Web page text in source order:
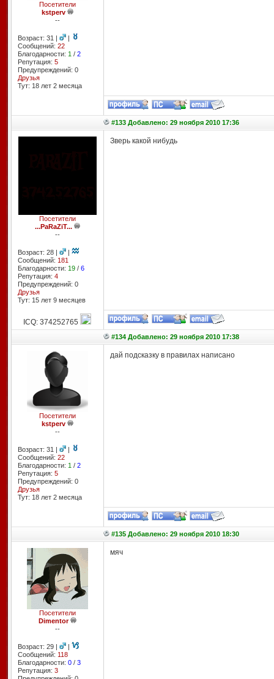
Посетители
kstperv
--
Возраст: 31 |
|
Сообщений: 22
Благодарности: 1 / 2
Репутация: 5
Предупреждений: 0
Друзья
Тут: 18 лет 2 месяцa
#133 Добавлено: 29 ноября 2010 17:36
Посетители
...PaRaZiT...
--
Возраст: 28 |
|
Сообщений: 181
Благодарности: 19/ 6
Репутация: 4
Предупреждений: 0
Друзья
Тут: 15 лет 9 месяцев
Зверь какой нибудь
ICQ: 374252765
#134 Добавлено: 29 ноября 2010 17:38
Посетители
kstperv
--
Возраст: 31 |
|
Сообщений: 22
Благодарности: 1 / 2
Репутация: 5
Предупреждений: 0
Друзья
Тут: 18 лет 2 месяцa
дай подсказку в правилах написано
#135 Добавлено: 29 ноября 2010 18:30
Посетители
Dimentor
--
Возраст: 29 |
|
Сообщений: 118
Благодарности: 0/ 3
Репутация: 3
мяч